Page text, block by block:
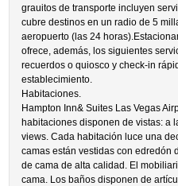
grauitos de transporte incluyen
cubre destinos en un radio de 5
aeropuerto (las 24
ofrece, además, los siguientes
recuerdos o quiosco y check-in
establecimiento.
Habitaciones.
Hampton Inn& Suites Las Vegas
habitaciones disponen de vistas: a
views. Cada habitación luce una
camas están vestidas con edredón
de cama de alta calidad. El
cama. Los baños disponen de